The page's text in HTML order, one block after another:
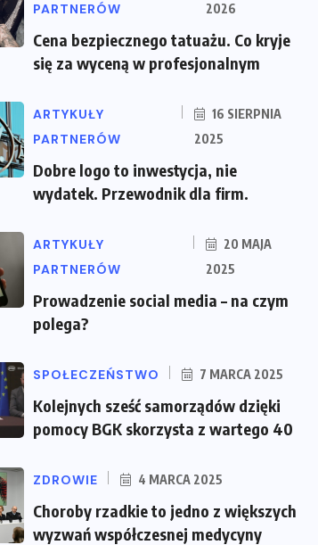
PARTNERÓW
2026
Cena bezpiecznego tatuażu. Co kryje
się za wyceną w profesjonalnym
ARTYKUŁY
PARTNERÓW
16 SIERPNIA
2025
Dobre logo to inwestycja, nie
wydatek. Przewodnik dla firm.
ARTYKUŁY
PARTNERÓW
20 MAJA
2025
Prowadzenie social media – na czym
polega?
SPOŁECZEŃSTWO 7 MARCA 2025
Kolejnych sześć samorządów dzięki
pomocy BGK skorzysta z wartego 40
ZDROWIE 4 MARCA 2025
Choroby rzadkie to jedno z większych
wyzwań współczesnej medycyny